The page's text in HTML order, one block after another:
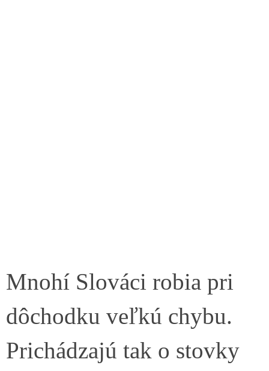
Mnohí Slováci robia pri
dôchodku veľkú chybu.
Prichádzajú tak o stovky